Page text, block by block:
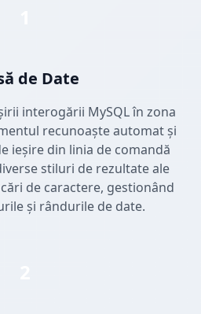
de Date
interogării MySQL în zona
recunoaște automat și
ieșire din linia de comandă
stiluri de rezultate ale
de caractere, gestionând
și rândurile de date.